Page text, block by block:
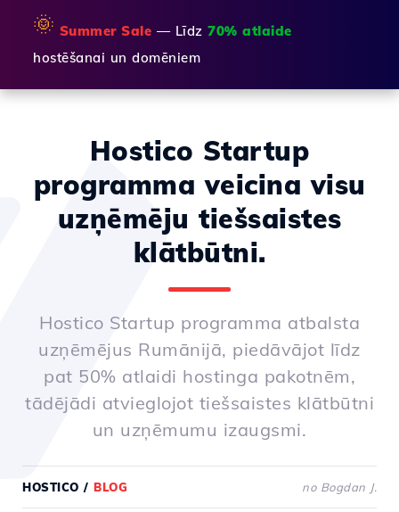
🌞 Summer Sale — Līdz 70% atlaide
hostēšanai un domēniem
Hostico Startup
programma veicina visu
uzņēmēju tiešsaistes
klātbūtni.
Hostico Startup programma atbalsta
uzņēmējus Rumānijā, piedāvājot līdz
pat 50% atlaidi hostinga pakotnēm,
tādējādi atvieglojot tiešsaistes klātbūtni
un uzņēmumu izaugsmi.
HOSTICO / BLOG no Bogdan J.